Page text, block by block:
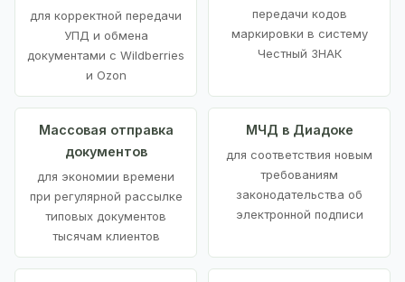
для корректной передачи
УПД и обмена
документами с Wildberries
и Ozon
передачи кодов
маркировки в систему
Честный ЗНАК
Массовая отправка
документов
для экономии времени
при регулярной рассылке
типовых документов
тысячам клиентов
МЧД в Диадоке
для соответствия новым
требованиям
законодательства об
электронной подписи